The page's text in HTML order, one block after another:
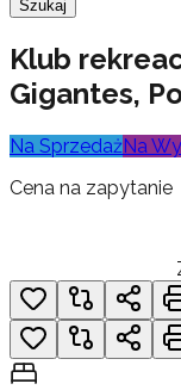
Szukaj
Klub
Gigantes,
Na SprzedażNa
Cena na zapytanie